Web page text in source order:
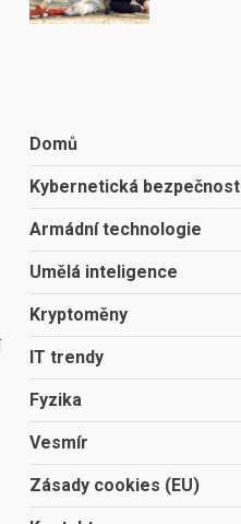
Domů
Kybernetická bezpečnost
Armádní technologie
Umělá inteligence
Kryptoměny
IT trendy
Fyzika
Vesmír
Zásady cookies (EU)